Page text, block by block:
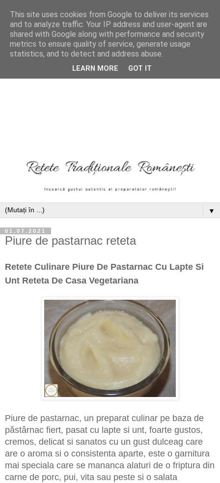
▼
01.07.2021
Piure de pastarnac reteta
Retete Culinare Piure De Pastarnac Cu Lapte Si
Unt Reteta De Casa Vegetariana
Piure de pastarnac, un preparat culinar pe baza de
păstârnac fiert, pasat cu lapte si unt, foarte gustos,
cremos, delicat si sanatos cu un gust dulceag care
are o aroma si o consistenta aparte, este o garnitura
mai speciala care se mananca alaturi de o friptura din
carne de porc, pui, vita sau peste si o salata
This site uses cookies from Google to deliver its services
and to analyze traffic. Your IP address and user-agent are
shared with Google along with performance and security
metrics to ensure quality of service, generate usage
statistics, and to detect and address abuse.
LEARN MORE GOT IT